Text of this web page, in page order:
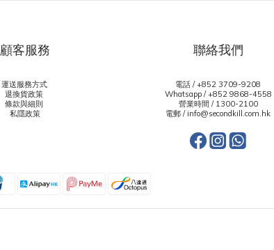
顧客服務
運送服務方式
退換貨政策
條款與細則
私隱政策
聯絡我們
電話 / +852 3709-9208
Whatsapp /+852 9868-4558
營業時間 / 1300-2100
電郵 / info@secondkill.com.hk